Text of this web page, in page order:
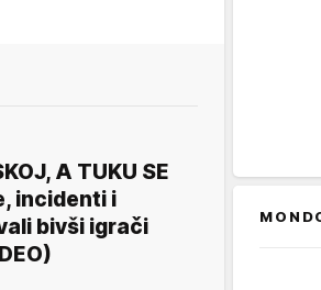
A TUKU SE
incidenti i
bivši igrači